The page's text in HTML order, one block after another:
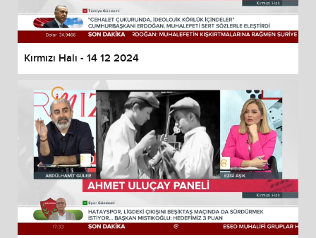
Kırmızı Halı - 14 12 2024